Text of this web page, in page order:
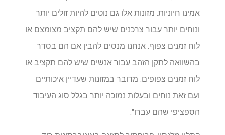
אמינו חיוניות. מזונות אלו גם נוטים להיות זולים יותר
ונוחים יותר עבור צרכנים שיש להם תקציב מצומצם או
לוח זמנים צפוף. אנחנו מנסים להבין אם הם בסדר
בהשוואה לתקן הזהב עבור אנשים שיש להם תקציב או
לוח זמנים צפופים. מדובר במזונות שעדיין איכותיים
ועם זאת נוחים ובעלות נמוכה יותר בגלל סוג העיבוד
הספציפי שהם עברו".